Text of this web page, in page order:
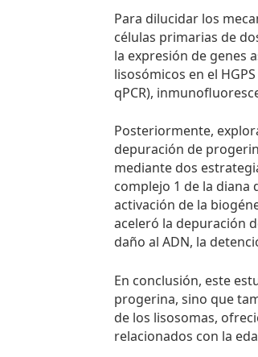
Para dilucidar los
células primarias de
la expresión de genes
lisosómicos en el
qPCR),
Posteriormente,
depuración de
mediante dos
complejo 1 de la diana
activación de la
aceleró la depuración
daño al ADN, la
En conclusión, este
progerina, sino que
de los lisosomas,
relacionados con la